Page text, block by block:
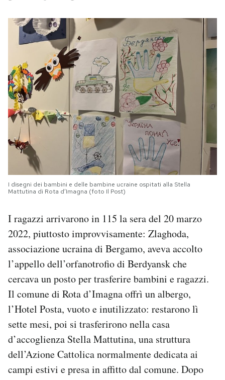
I disegni dei bambini e delle bambine ucraine ospitati alla Stella
Mattutina di Rota d’Imagna (foto Il Post)
I ragazzi arrivarono in 115 la sera del 20 marzo
2022, piuttosto improvvisamente: Zlaghoda,
associazione ucraina di Bergamo, aveva accolto
l’appello dell’orfanotrofio di Berdyansk che
cercava un posto per trasferire bambini e ragazzi.
Il comune di Rota d’Imagna offrì un albergo,
l’Hotel Posta, vuoto e inutilizzato: restarono lì
sette mesi, poi si trasferirono nella casa
d’accoglienza Stella Mattutina, una struttura
dell’Azione Cattolica normalmente dedicata ai
campi estivi e presa in affitto dal comune. Dopo